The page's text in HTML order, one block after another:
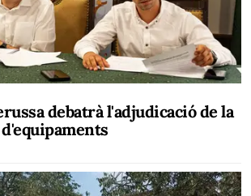
debatrà l'adjudicació de la